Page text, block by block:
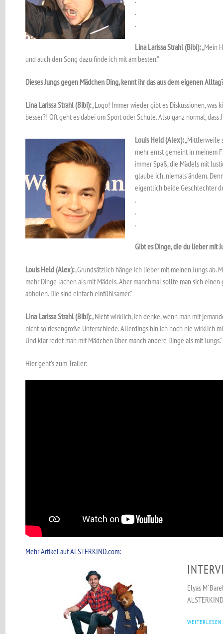
.
.
Lina Larissa Strahl (Bibi):„Mein
und auch den Song dazu finde ich mit am besten."
Dieses Jungs gegen Mädchen Ding, kennt ihr das aus dem eigenen
Lina Larissa Strahl (Bibi):„Logo! Immer wieder gibt es Diskussionen, was
besser?! Oft geht es dabei um Sport oder Schule. Also ganz normal, dass
Louis Held (Alex):„Mittlerweile
mehr ernst gemeint in meinem
immer Spaß, die Mädels mit
glaube ich, niemals ändern.
eigentlich beide Geschlechter
.
.
.
Gibt es Dinge, die du lieber mit
Louis Held (Alex):„Grundsätzlich hänge ich lieber mit meinen Jungs ab.
mehr Dinge lachen als mit Mädels. Aber manchmal sollte man sich
abholen. Die sind einfach einfühlsamer."
Lina Larissa Strahl (Bibi):„Nicht wirklich, ich denke, wenn man mit
nicht so riesengroße Unterschiede. Allerdings bin ich noch nie wirklich
Und klar redet man mit Mädchen über manch andere Dinge als mit Jungs."
Hier geht's zum Trailer:
Mehr Artikel auf ALSTERKIND.com:
Elyas
ALSTERKIND
WEITERLESEN